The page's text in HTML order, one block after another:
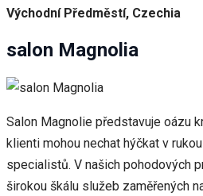
Východní Předměstí, Czechia
salon Magnolia
Salon Magnolie představuje oázu
klienti mohou nechat hýčkat v
specialistů. V našich pohodových
širokou škálu služeb zaměřených